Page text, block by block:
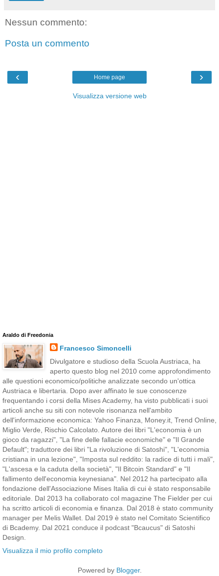
Nessun commento:
Posta un commento
‹ ›
Home page
Visualizza versione web
Araldo di Freedonia
Francesco Simoncelli
Divulgatore e studioso della Scuola Austriaca, ha
aperto questo blog nel 2010 come approfondimento
alle questioni economico/politiche analizzate secondo un'ottica
Austriaca e libertaria. Dopo aver affinato le sue conoscenze
frequentando i corsi della Mises Academy, ha visto pubblicati i suoi
articoli anche su siti con notevole risonanza nell'ambito
dell'informazione economica: Yahoo Finanza, Money.it, Trend Online,
Miglio Verde, Rischio Calcolato. Autore dei libri "L'economia è un
gioco da ragazzi", "La fine delle fallacie economiche" e "Il Grande
Default"; traduttore dei libri "La rivoluzione di Satoshi", "L'economia
cristiana in una lezione", "Imposta sul reddito: la radice di tutti i mali",
"L'ascesa e la caduta della società", "Il Bitcoin Standard" e "Il
fallimento dell'economia keynesiana". Nel 2012 ha partecipato alla
fondazione dell'Associazione Mises Italia di cui è stato responsabile
editoriale. Dal 2013 ha collaborato col magazine The Fielder per cui
ha scritto articoli di economia e finanza. Dal 2018 è stato community
manager per Melis Wallet. Dal 2019 è stato nel Comitato Scientifico
di Bcademy. Dal 2021 conduce il podcast "Bcaucus" di Satoshi
Design.
Visualizza il mio profilo completo
Powered by Blogger.